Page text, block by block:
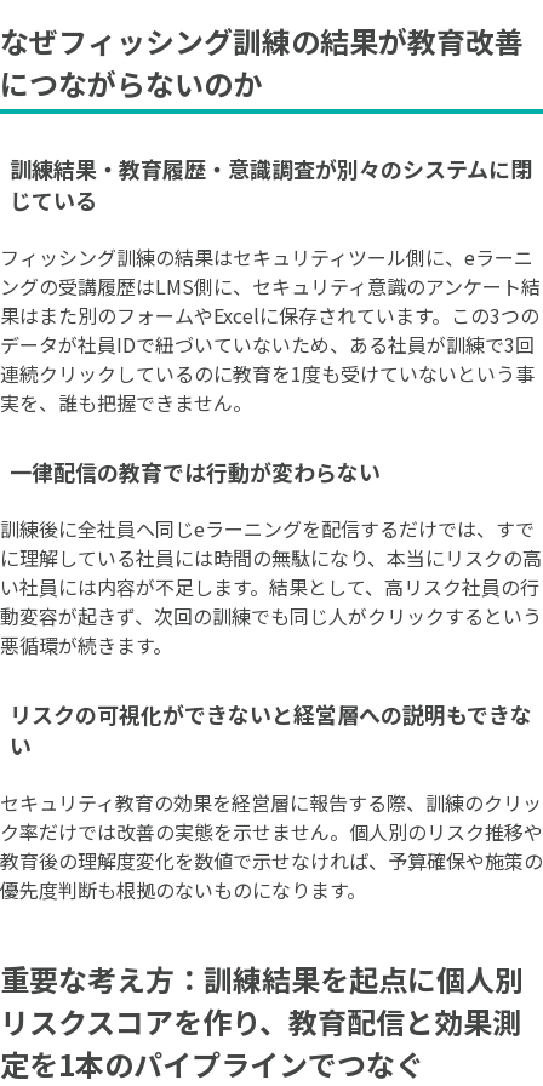
なぜフィッシング訓練の結果が教育改善
につながらないのか
訓練結果・教育履歴・意識調査が別々のシステムに閉
じている
フィッシング訓練の結果はセキュリティツール側に、eラーニ
ングの受講履歴はLMS側に、セキュリティ意識のアンケート結
果はまた別のフォームやExcelに保存されています。この3つの
データが社員IDで紐づいていないため、ある社員が訓練で3回
連続クリックしているのに教育を1度も受けていないという事
実を、誰も把握できません。
一律配信の教育では行動が変わらない
訓練後に全社員へ同じeラーニングを配信するだけでは、すで
に理解している社員には時間の無駄になり、本当にリスクの高
い社員には内容が不足します。結果として、高リスク社員の行
動変容が起きず、次回の訓練でも同じ人がクリックするという
悪循環が続きます。
リスクの可視化ができないと経営層への説明もできな
い
セキュリティ教育の効果を経営層に報告する際、訓練のクリッ
ク率だけでは改善の実態を示せません。個人別のリスク推移や
教育後の理解度変化を数値で示せなければ、予算確保や施策の
優先度判断も根拠のないものになります。
重要な考え方：訓練結果を起点に個人別
リスクスコアを作り、教育配信と効果測
定を1本のパイプラインでつなぐ